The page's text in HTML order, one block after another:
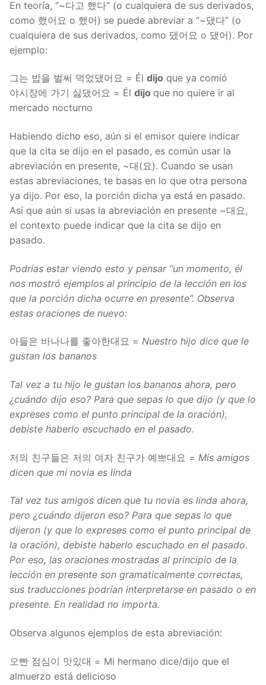
En teoría, “~다고 했다” (o cualquiera de sus derivados,
como 했어요 o 했어) se puede abreviar a “~댔다” (o
cualquiera de sus derivados, como 댔어요 o 댔어). Por
ejemplo:
그는 밥을 벌써 먹었댔어요 = Él dijo que ya comió
야시장에 가기 싫댔어요 = Él dijo que no quiere ir al
mercado nocturno
Habiendo dicho eso, aún si el emisor quiere indicar
que la cita se dijo en el pasado, es común usar la
abreviación en presente, ~대(요). Cuando se usan
estas abreviaciones, te basas en lo que otra persona
ya dijo. Por eso, la porción dicha ya está en pasado.
Así que aún si usas la abreviación en presente ~대요,
el contexto puede indicar que la cita se dijo en
pasado.
Podrías estar viendo esto y pensar “un momento, él
nos mostró ejemplos al principio de la lección en los
que la porción dicha ocurre en presente”. Observa
estas oraciones de nuevo:
아들은 바나나를 좋아한대요 = Nuestro hijo dice que le
gustan los bananos
Tal vez a tu hijo le gustan los bananos ahora, pero
¿cuándo dijo eso? Para que sepas lo que dijo (y que lo
expreses como el punto principal de la oración),
debiste haberlo escuchado en el pasado.
저의 친구들은 저의 여자 친구가 예쁘대요 = Mis amigos
dicen que mi novia es linda
Tal vez tus amigos dicen que tu novia es linda ahora,
pero ¿cuándo dijeron eso? Para que sepas lo que
dijeron (y que lo expreses como el punto principal de
la oración), debiste haberlo escuchado en el pasado.
Por eso, las oraciones mostradas al principio de la
lección en presente son gramaticalmente correctas,
sus traducciones podrían interpretarse en pasado o en
presente. En realidad no importa.
Observa algunos ejemplos de esta abreviación:
오빤 점심이 맛있대 = Mi hermano dice/dijo que el
almuerzo está delicioso